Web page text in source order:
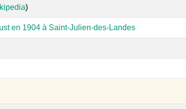
)
en 1904 à Saint-Julien-des-Landes